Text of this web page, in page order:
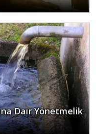
Dair Yönetmelik